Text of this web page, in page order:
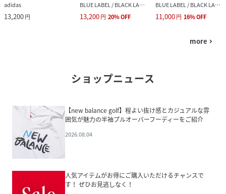
adidas
13,200円
BLUE LABEL / BLACK LABEL CRESTBRIDGE
13,200円 20%OFF
BLUE LABEL / BLACK LABEL CRESTBRIDGE
11,000円 16%OFF
more navigate_next
ショップニュース
【new balance golf】程よい抜け感とカジュアルな雰
囲気が魅力の半袖プルオーバーフーディーをご紹介
2026.08.04
人気アイテムがお得にご購入いただけるチャンスで
す！ ぜひお見逃しなく！